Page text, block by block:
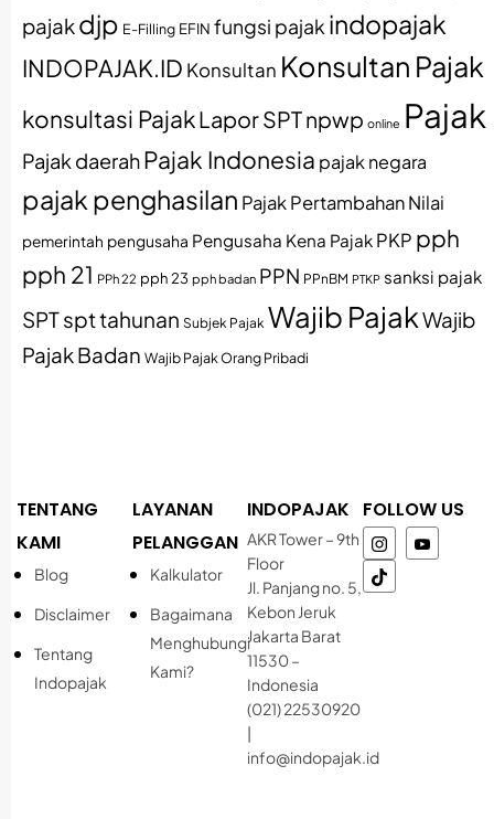
pajakdjp E-Filling EFIN fungsi pajak indopajak
INDOPAJAK.ID Konsultan Konsultan Pajak
konsultasi PajakLapor SPTnpwp online Pajak
Pajak daerahPajak Indonesia pajak negara
pajak penghasilan Pajak Pertambahan Nilai
pemerintah pengusaha Pengusaha Kena Pajak PKP pph
pph 21 PPh 22 pph 23 pph badan PPN PPnBM PTKP sanksi pajak
SPTspt tahunan Subjek Pajak Wajib PajakWajib
Pajak Badan Wajib Pajak Orang Pribadi
TENTANG
KAMI
Blog
Disclaimer
Tentang
Indopajak
LAYANAN
PELANGGAN
Kalkulator
Bagaimana
Menghubungi
Kami?
INDOPAJAK
AKR Tower – 9th
Floor
Jl. Panjang no. 5,
Kebon Jeruk
Jakarta Barat
11530 –
Indonesia
(021) 22530920
|
info@indopajak.id
FOLLOW US